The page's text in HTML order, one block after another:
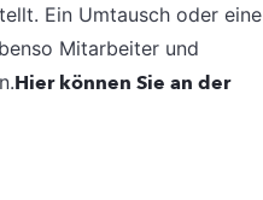
Ein Umtausch oder eine
Mitarbeiter und
Hier können Sie an der